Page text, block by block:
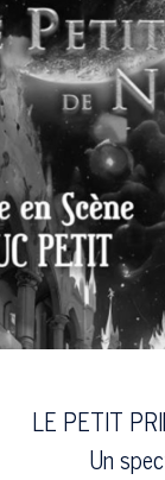
LE PETIT
Un